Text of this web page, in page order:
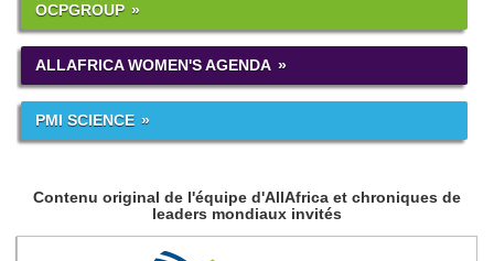
OCPGROUP
ALLAFRICA WOMEN'S AGENDA
PMI SCIENCE
Contenu original de l'équipe d'AllAfrica et chroniques de
leaders mondiaux invités